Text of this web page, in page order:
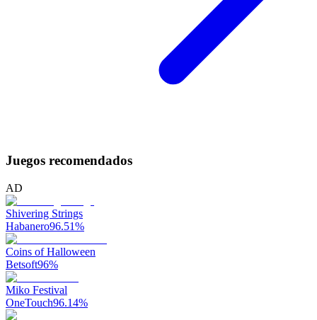
Juegos recomendados
AD
Shivering Strings
Habanero96.51%
Coins of Halloween
Betsoft96%
Miko Festival
OneTouch96.14%